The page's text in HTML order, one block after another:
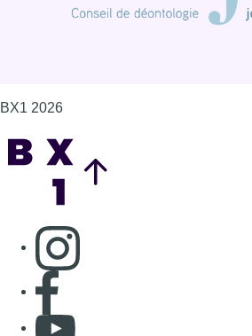
BX1 2026
Consulter page Instagram
Consulter page Facebook
Consulter Youtube